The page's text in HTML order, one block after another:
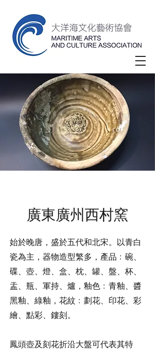
廣東廣州西村窯
始於晚唐，盛於五代和北宋。以青白
瓷為主，器物造型繁多，產品﹕碗、
碟、壺、燈、盒、枕、罐、盤、杯、
盂、瓶、軍持、爐，釉色﹕青釉、醬
黑釉、綠釉，花紋﹕劃花、印花、彩
繪、點彩、鏤刻。
鳳頭壺及刻花折沿大盤可代表其特